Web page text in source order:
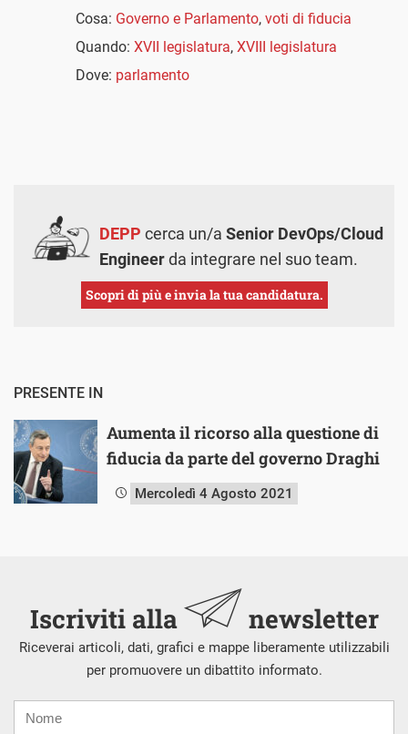
Cosa: Governo e Parlamento, voti di fiducia
Quando: XVII legislatura, XVIII legislatura
Dove: parlamento
DEPP cerca un/a Senior DevOps/Cloud
Engineerda integrare nel suo team.
Scopri di più e invia la tua candidatura.
PRESENTE IN
Aumenta il ricorso alla questione di
fiducia da parte del governo Draghi
Mercoledì 4 Agosto 2021
Iscriviti alla newsletter
Riceverai articoli, dati, grafici e mappe liberamente utilizzabili
per promuovere un dibattito informato.
mail